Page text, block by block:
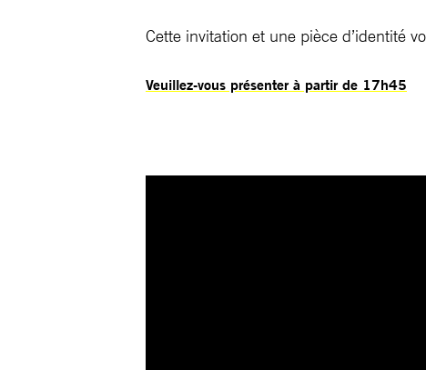
Cette invitation et une pièce d’identité
Veuillez-vous présenter à partir de 17h45